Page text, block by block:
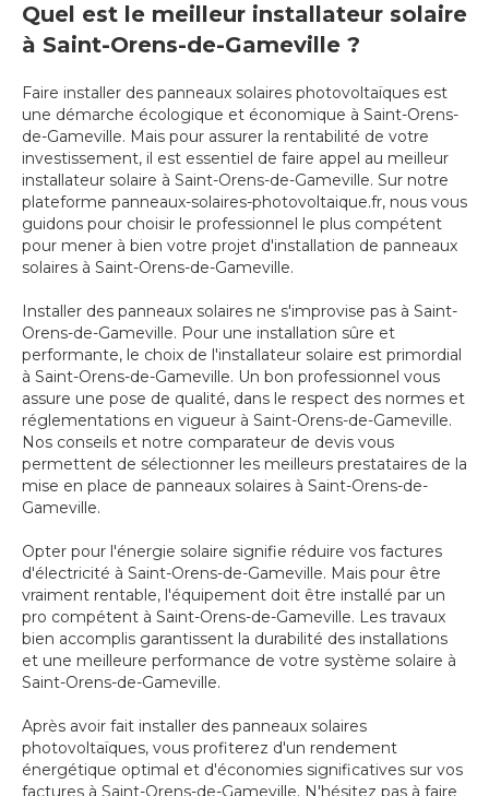
Quel est le meilleur installateur solaire
à Saint-Orens-de-Gameville ?
Faire installer des panneaux solaires photovoltaïques est
une démarche écologique et économique à Saint-Orens-
de-Gameville. Mais pour assurer la rentabilité de votre
investissement, il est essentiel de faire appel au meilleur
installateur solaire à Saint-Orens-de-Gameville. Sur notre
plateforme panneaux-solaires-photovoltaique.fr, nous vous
guidons pour choisir le professionnel le plus compétent
pour mener à bien votre projet d'installation de panneaux
solaires à Saint-Orens-de-Gameville.
Installer des panneaux solaires ne s'improvise pas à Saint-
Orens-de-Gameville. Pour une installation sûre et
performante, le choix de l'installateur solaire est primordial
à Saint-Orens-de-Gameville. Un bon professionnel vous
assure une pose de qualité, dans le respect des normes et
réglementations en vigueur à Saint-Orens-de-Gameville.
Nos conseils et notre comparateur de devis vous
permettent de sélectionner les meilleurs prestataires de la
mise en place de panneaux solaires à Saint-Orens-de-
Gameville.
Opter pour l'énergie solaire signifie réduire vos factures
d'électricité à Saint-Orens-de-Gameville. Mais pour être
vraiment rentable, l'équipement doit être installé par un
pro compétent à Saint-Orens-de-Gameville. Les travaux
bien accomplis garantissent la durabilité des installations
et une meilleure performance de votre système solaire à
Saint-Orens-de-Gameville.
Après avoir fait installer des panneaux solaires
photovoltaïques, vous profiterez d'un rendement
énergétique optimal et d'économies significatives sur vos
factures à Saint-Orens-de-Gameville. N'hésitez pas à faire